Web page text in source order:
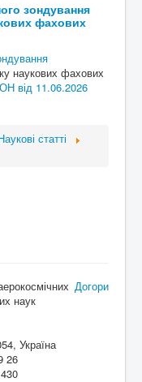
зондування
фахових
наукових фахових
від 11.06.2026
статті
Догори
наук
Україна
26